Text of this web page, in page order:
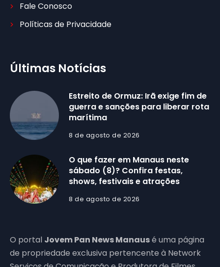
Fale Conosco
Políticas de Privacidade
Últimas Notícias
Estreito de Ormuz: Irã exige fim de
guerra e sanções para liberar rota
marítima
8 de agosto de 2026
O que fazer em Manaus neste
sábado (8)? Confira festas,
shows, festivais e atrações
8 de agosto de 2026
O portal Jovem Pan News Manausé uma página
de propriedade exclusiva pertencente à Network